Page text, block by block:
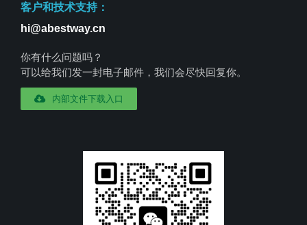
客户和技术支持：
hi@abestway.cn
你有什么问题吗？
可以给我们发一封电子邮件，我们会尽快回复你。
内部文件下载入口